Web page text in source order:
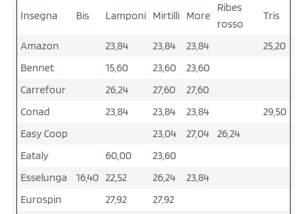
Insegna Bis Lamponi Mirtilli More
Ribes
rosso
Tris
Amazon 23,84 23,84 23,84
25,20
Bennet
15,60 23,60
23,60
Carrefour
26,24 27,60
27,60
Conad
23,84 23,84 23,84
29,50
Easy Coop
23,04 27,04
26,24
Eataly
60,00
23,60
Esselunga
16,40 22,52 26,24
23,84
Eurospin
27,92
27,92